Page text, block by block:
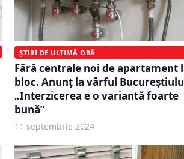
ȘTIRI DE ULTIMĂ ORĂ
Fără centrale noi de apartament
bloc. Anunț la vârful
„Interzicerea e o variantă foarte
bună”
11 septembrie 2024